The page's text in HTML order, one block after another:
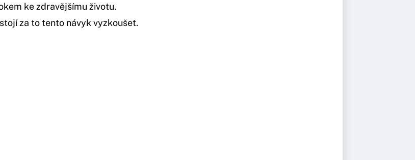
ke zdravějšímu životu.
za to tento návyk vyzkoušet.